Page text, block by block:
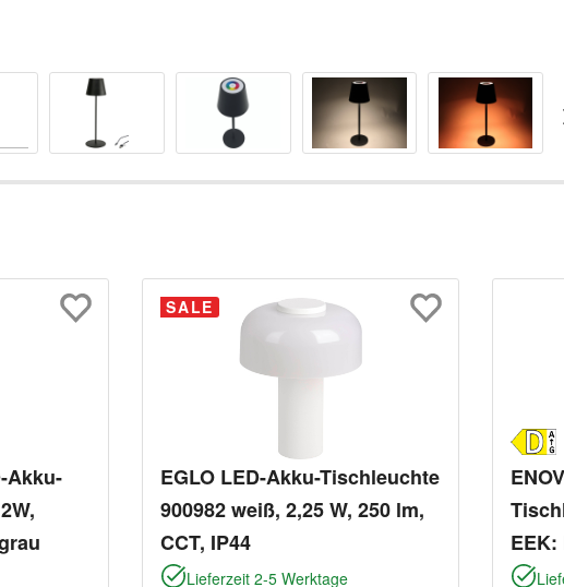
Akku-
SALE
EGLO LED-Akku-Tischleuchte
900982 weiß, 2,25 W, 250 lm,
CCT, IP44
Lieferzeit 2-5 Werktage
EEK: